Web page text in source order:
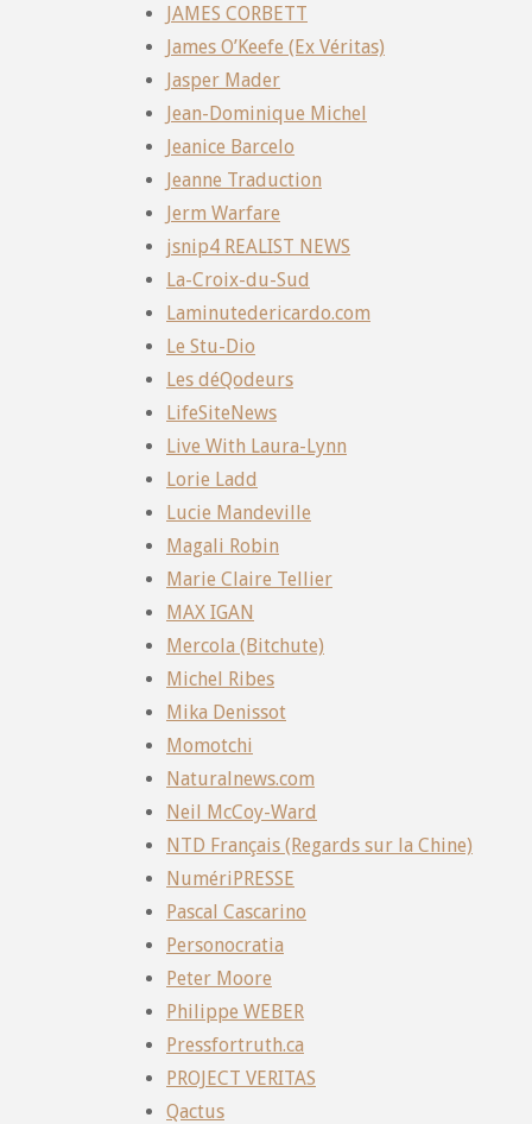
JAMES CORBETT
James O’Keefe (Ex Véritas)
Jasper Mader
Jean-Dominique Michel
Jeanice Barcelo
Jeanne Traduction
Jerm Warfare
jsnip4 REALIST NEWS
La-Croix-du-Sud
Laminutedericardo.com
Le Stu-Dio
Les déQodeurs
LifeSiteNews
Live With Laura-Lynn
Lorie Ladd
Lucie Mandeville
Magali Robin
Marie Claire Tellier
MAX IGAN
Mercola (Bitchute)
Michel Ribes
Mika Denissot
Momotchi
Naturalnews.com
Neil McCoy-Ward
NTD Français (Regards sur la Chine)
NumériPRESSE
Pascal Cascarino
Personocratia
Peter Moore
Philippe WEBER
Pressfortruth.ca
PROJECT VERITAS
Qactus